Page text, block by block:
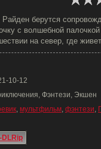
берутся
с волшебной
на север, где
10-12
Фэнтези, Экшен
, мультфильм, фэнтези,
DLRip